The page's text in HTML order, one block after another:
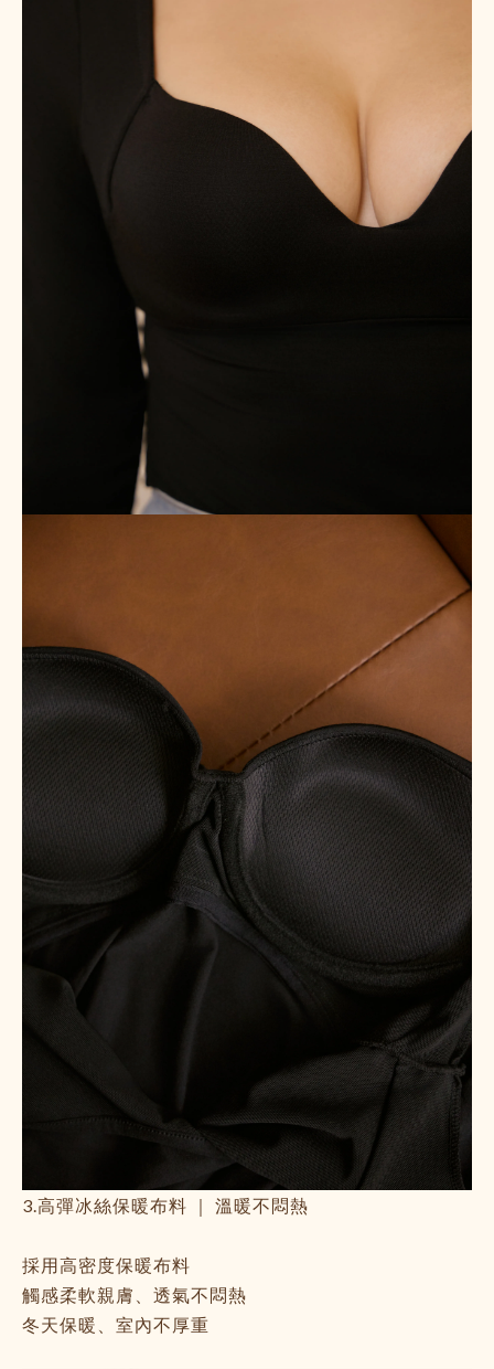
3.高彈冰絲保暖布料 ｜ 溫暖不悶熱
採用高密度保暖布料
觸感柔軟親膚、透氣不悶熱
冬天保暖、室內不厚重